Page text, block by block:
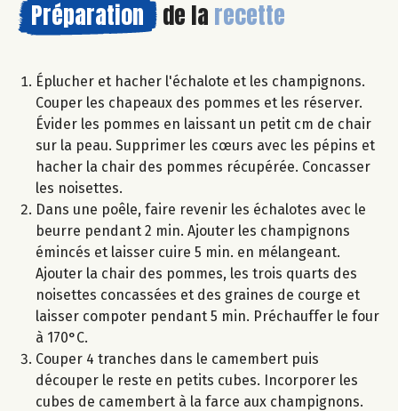
Préparation de la recette
Éplucher et hacher l'échalote et les champignons.
Couper les chapeaux des pommes et les réserver.
Évider les pommes en laissant un petit cm de chair
sur la peau. Supprimer les cœurs avec les pépins et
hacher la chair des pommes récupérée. Concasser
les noisettes.
Dans une poêle, faire revenir les échalotes avec le
beurre pendant 2 min. Ajouter les champignons
émincés et laisser cuire 5 min. en mélangeant.
Ajouter la chair des pommes, les trois quarts des
noisettes concassées et des graines de courge et
laisser compoter pendant 5 min. Préchauffer le four
à 170°C.
Couper 4 tranches dans le camembert puis
découper le reste en petits cubes. Incorporer les
cubes de camembert à la farce aux champignons.